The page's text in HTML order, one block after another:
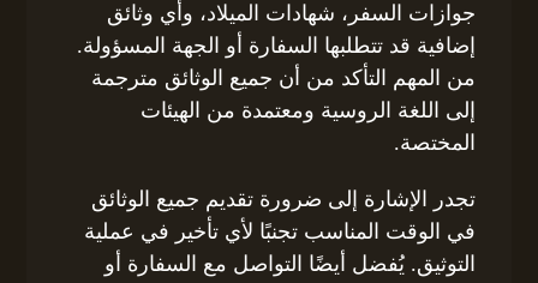
جوازات السفر، شهادات الميلاد، وأي وثائق
إضافية قد تتطلبها السفارة أو الجهة المسؤولة.
من المهم التأكد من أن جميع الوثائق مترجمة
إلى اللغة الروسية ومعتمدة من الهيئات
المختصة.
تجدر الإشارة إلى ضرورة تقديم جميع الوثائق
في الوقت المناسب تجنبًا لأي تأخير في عملية
التوثيق. يُفضل أيضًا التواصل مع السفارة أو